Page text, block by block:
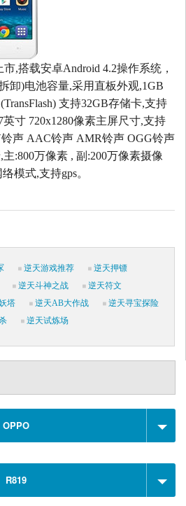
市,搭载安卓Android 4.2操作系统，
卸)电池容量,采用直板外观,1GB
支持32GB存储卡,支持
寸 720x1280像素主屏尺寸,支持
声 AAC铃声 AMR铃声 OGG铃声
:800万像素 , 副:200万像素摄像
模式,支持gps。
逆天游戏推荐
逆天押镖
逆天斗神之战
逆天符文
塔 逆天AB大作战
逆天寻宝探险
逆天试炼场
OPPO
R819